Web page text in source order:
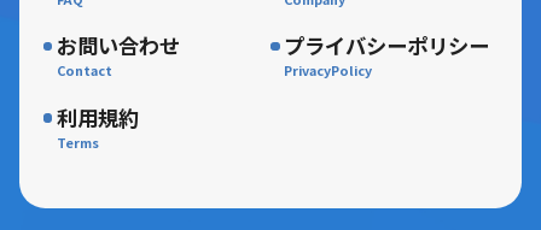
お問い合わせ プライバシーポリシー
利用規約